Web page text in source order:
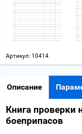
Артикул: 10414
Описание
Книга проверки
боеприпасов